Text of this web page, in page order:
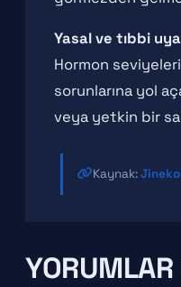
Yasal ve tıbbi
Hormon
sorunlarına yol
veya yetkin bir
Kaynak: